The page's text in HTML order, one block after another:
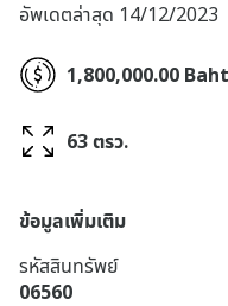
อัพเดตล่าสุด 14/12/2023
1,800,000.00 Baht
63 ตรว.
ข้อมูลเพิ่มเติม
รหัสสินทรัพย์
06560